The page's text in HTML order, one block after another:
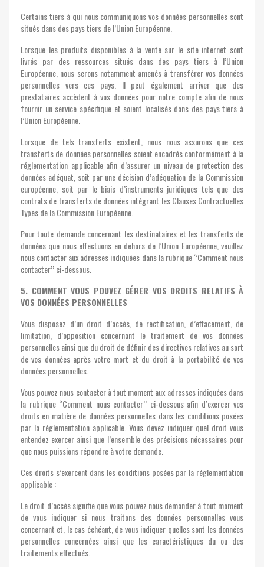
Certains tiers à qui nous communiquons vos données personnelles sont
situés dans des pays tiers de l’Union Européenne.
Lorsque les produits disponibles à la vente sur le site internet sont
livrés par des ressources situés dans des pays tiers à l’Union
Européenne, nous serons notamment amenés à transférer vos données
personnelles vers ces pays. Il peut également arriver que des
prestataires accèdent à vos données pour notre compte afin de nous
fournir un service spécifique et soient localisés dans des pays tiers à
l’Union Européenne.
Lorsque de tels transferts existent, nous nous assurons que ces
transferts de données personnelles soient encadrés conformément à la
réglementation applicable afin d’assurer un niveau de protection des
données adéquat, soit par une décision d’adéquation de la Commission
européenne, soit par le biais d’instruments juridiques tels que des
contrats de transferts de données intégrant les Clauses Contractuelles
Types de la Commission Européenne.
Pour toute demande concernant les destinataires et les transferts de
données que nous effectuons en dehors de l’Union Européenne, veuillez
nous contacter aux adresses indiquées dans la rubrique ‘’Comment nous
contacter’’ ci-dessous.
5. COMMENT VOUS POUVEZ GÉRER VOS DROITS RELATIFS À
VOS DONNÉES PERSONNELLES
Vous disposez d’un droit d’accès, de rectification, d’effacement, de
limitation, d’opposition concernant le traitement de vos données
personnelles ainsi que du droit de définir des directives relatives au sort
de vos données après votre mort et du droit à la portabilité de vos
données personnelles.
Vous pouvez nous contacter à tout moment aux adresses indiquées dans
la rubrique ‘’Comment nous contacter’’ ci-dessous afin d’exercer vos
droits en matière de données personnelles dans les conditions posées
par la réglementation applicable. Vous devez indiquer quel droit vous
entendez exercer ainsi que l’ensemble des précisions nécessaires pour
que nous puissions répondre à votre demande.
Ces droits s’exercent dans les conditions posées par la réglementation
applicable :
Le droit d’accès signifie que vous pouvez nous demander à tout moment
de vous indiquer si nous traitons des données personnelles vous
concernant et, le cas échéant, de vous indiquer quelles sont les données
personnelles concernées ainsi que les caractéristiques du ou des
traitements effectués.